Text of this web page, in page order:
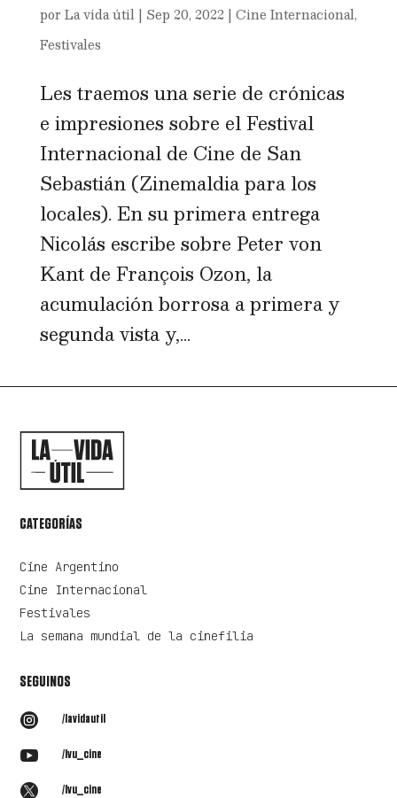
por La vida útil| Sep 20, 2022 | Cine Internacional,
Festivales
Les traemos una serie de crónicas
e impresiones sobre el Festival
Internacional de Cine de San
Sebastián (Zinemaldia para los
locales). En su primera entrega
Nicolás escribe sobre Peter von
Kant de François Ozon, la
acumulación borrosa a primera y
segunda vista y,...
CATEGORÍAS
Cine Argentino
Cine Internacional
Festivales
La semana mundial de la cinefilia
SEGUINOS
 /lavidautil
 /lvu_cine
 /lvu_cine